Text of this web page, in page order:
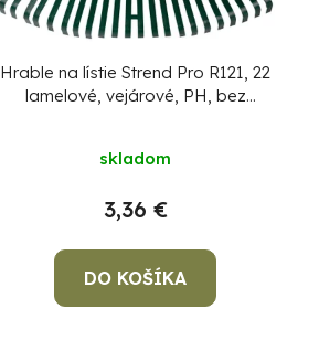
Hrable na lístie Strend Pro R121, 22
lamelové, vejárové, PH, bez
skladom
3,36 €
DO KOŠÍKA